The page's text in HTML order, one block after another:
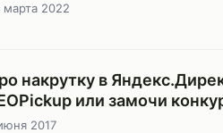
марта 2022
накрутку в
или замочи
2017